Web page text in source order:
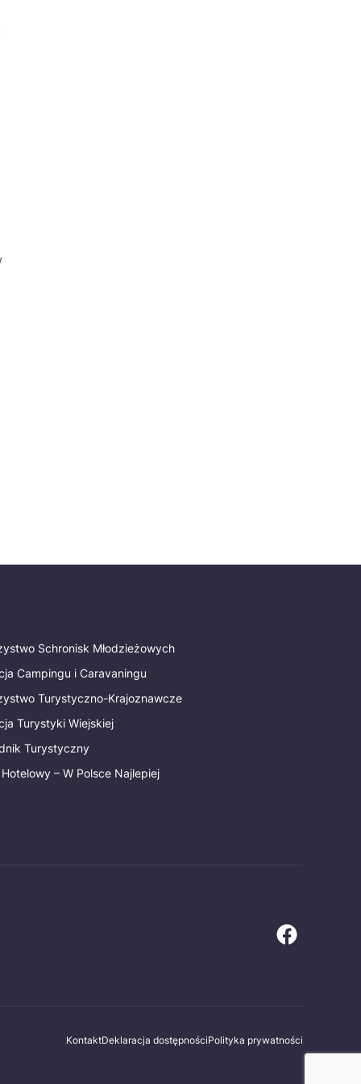
Schronisk Młodzieżowych
Campingu i Caravaningu
Turystyczno-Krajoznawcze
Turystyki Wiejskiej
Turystyczny
– W Polsce Najlepiej
KontaktDeklaracja dostępnościPolityka prywatności